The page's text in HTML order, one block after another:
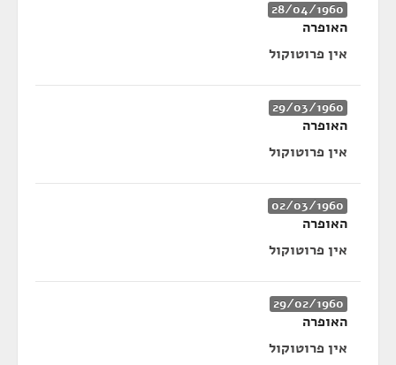
28/04/1960
האופרה
אין פרוטוקול
29/03/1960
האופרה
אין פרוטוקול
02/03/1960
האופרה
אין פרוטוקול
29/02/1960
האופרה
אין פרוטוקול